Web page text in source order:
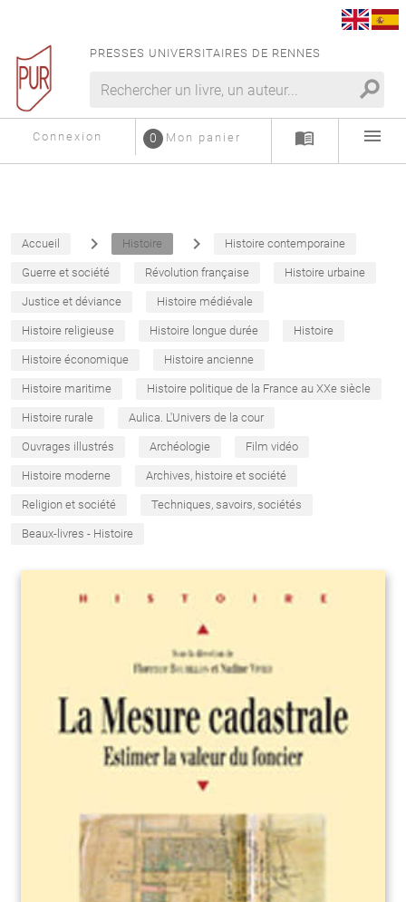
PRESSES UNIVERSITAIRES DE RENNES
search
Connexion Mon panier
0 menu_book menu
Accueil navigate_next Histoire navigate_next Histoire contemporaine
Guerre et société Révolution française Histoire urbaine
Justice et déviance Histoire médiévale
Histoire religieuse Histoire longue durée Histoire
Histoire économique Histoire ancienne
Histoire maritime Histoire politique de la France au XXe siècle
Histoire rurale Aulica. L'Univers de la cour
Ouvrages illustrés Archéologie Film vidéo
Histoire moderne Archives, histoire et société
Religion et société Techniques, savoirs, sociétés
Beaux-livres - Histoire